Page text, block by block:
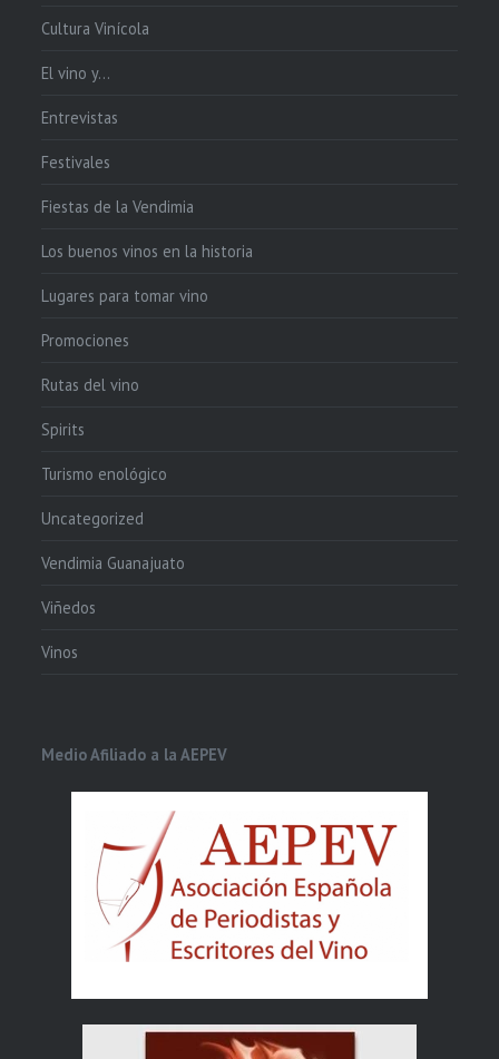
Cultura Vinícola
El vino y…
Entrevistas
Festivales
Fiestas de la Vendimia
Los buenos vinos en la historia
Lugares para tomar vino
Promociones
Rutas del vino
Spirits
Turismo enológico
Uncategorized
Vendimia Guanajuato
Viñedos
Vinos
Medio Afiliado a la AEPEV